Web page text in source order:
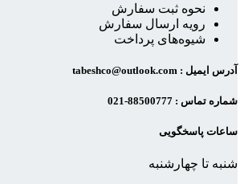
نحوه ثبت سفارش
رویه ارسال سفارش
شیوه‌های پرداخت
آدرس ایمیل : tabeshco@outlook.com
شماره تماس : 88500777-021
ساعات پاسخگویی
شنبه تا چهارشنبه